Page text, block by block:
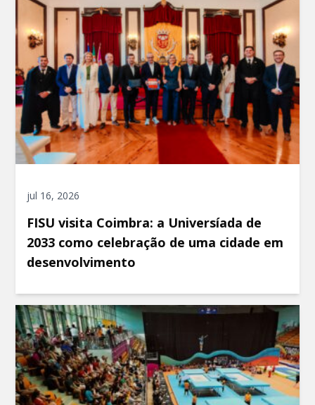
jul 16, 2026
FISU visita Coimbra: a Universíada de
2033 como celebração de uma cidade em
desenvolvimento